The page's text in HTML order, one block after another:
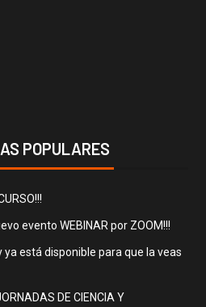
POPULARES
evento WEBINAR por ZOOM!!!
ya está disponible para que la veas
DE CIENCIA Y